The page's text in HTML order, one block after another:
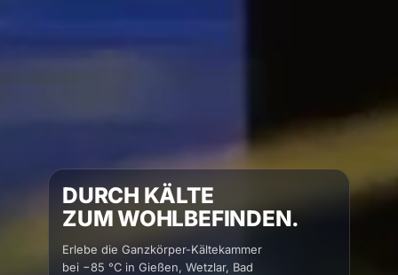
DURCH KÄLTE
ZUM WOHLBEFINDEN.
Erlebe die Ganzkörper-Kältekammer
bei −85 °C in Gießen, Wetzlar, Bad